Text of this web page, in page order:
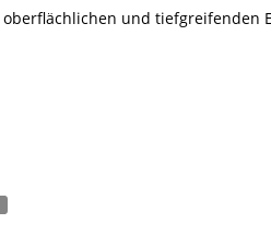
und tiefgreifenden